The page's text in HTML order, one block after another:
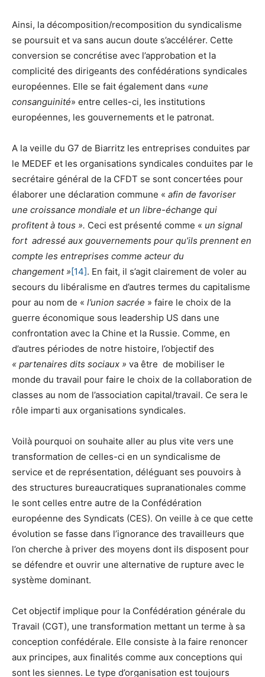
Ainsi, la décomposition/recomposition du syndicalisme
se poursuit et va sans aucun doute s’accélérer. Cette
conversion se concrétise avec l’approbation et la
complicité des dirigeants des confédérations syndicales
européennes. Elle se fait également dans «une
consanguinité» entre celles-ci, les institutions
européennes, les gouvernements et le patronat.
A la veille du G7 de Biarritz les entreprises conduites par
le MEDEF et les organisations syndicales conduites par le
secrétaire général de la CFDT se sont concertées pour
élaborer une déclaration commune « afin de favoriser
une croissance mondiale et un libre-échange qui
profitent à tous ». Ceci est présenté comme « un signal
fort adressé aux gouvernements pour qu’ils prennent en
compte les entreprises comme acteur du
changement »[14]. En fait, il s’agit clairement de voler au
secours du libéralisme en d’autres termes du capitalisme
pour au nom de « l’union sacrée » faire le choix de la
guerre économique sous leadership US dans une
confrontation avec la Chine et la Russie. Comme, en
d’autres périodes de notre histoire, l’objectif des
« partenaires dits sociaux » va être de mobiliser le
monde du travail pour faire le choix de la collaboration de
classes au nom de l’association capital/travail. Ce sera le
rôle imparti aux organisations syndicales.
Voilà pourquoi on souhaite aller au plus vite vers une
transformation de celles-ci en un syndicalisme de
service et de représentation, déléguant ses pouvoirs à
des structures bureaucratiques supranationales comme
le sont celles entre autre de la Confédération
européenne des Syndicats (CES). On veille à ce que cette
évolution se fasse dans l’ignorance des travailleurs que
l’on cherche à priver des moyens dont ils disposent pour
se défendre et ouvrir une alternative de rupture avec le
système dominant.
Cet objectif implique pour la Confédération générale du
Travail (CGT), une transformation mettant un terme à sa
conception confédérale. Elle consiste à la faire renoncer
aux principes, aux finalités comme aux conceptions qui
sont les siennes. Le type d’organisation est toujours